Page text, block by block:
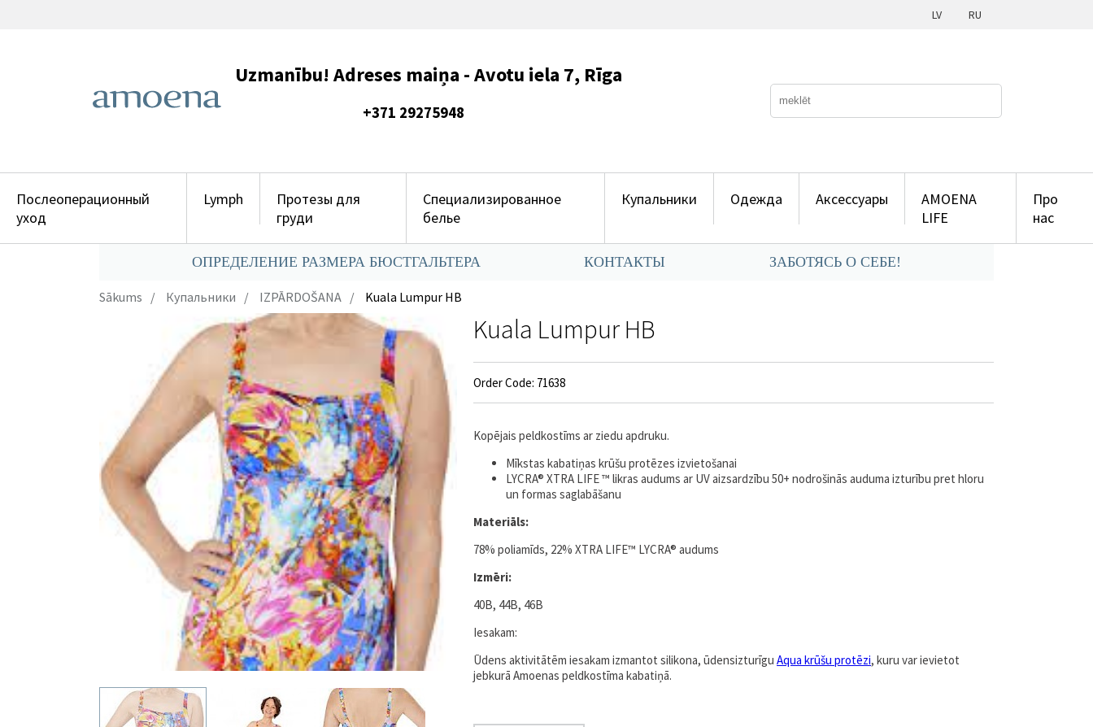
LV RU
Uzmanību! Adreses maiņa - Avotu iela 7, Rīga
+371 29275948
Послеоперационный
уход
Lymph
Протезы для
груди
Специализированное
белье
Купальники Одежда Аксессуары
AMOENA
LIFE
Про
нас
ОПРЕДЕЛЕНИЕ РАЗМЕРА БЮСТГАЛЬТЕРА КОНТАКТЫ ЗАБОТЯСЬ О СЕБЕ!
Sākums Купальники IZPĀRDOŠANA Kuala Lumpur HB
Kuala Lumpur HB
Order Code: 71638
Kopējais peldkostīms ar ziedu apdruku.
Mīkstas kabatiņas krūšu protēzes izvietošanai
LYCRA® XTRA LIFE ™ likras audums ar UV aizsardzību 50+ nodrošinās auduma izturību pret hloru
un formas saglabāšanu
Materiāls:
78% poliamīds, 22% XTRA LIFE™ LYCRA® audums
Izmēri:
40B, 44B, 46B
Iesakam:
Ūdens aktivitātēm iesakam izmantot silikona, ūdensizturīgu Aqua krūšu protēzi, kuru var ievietot
jebkurā Amoenas peldkostīma kabatiņā.